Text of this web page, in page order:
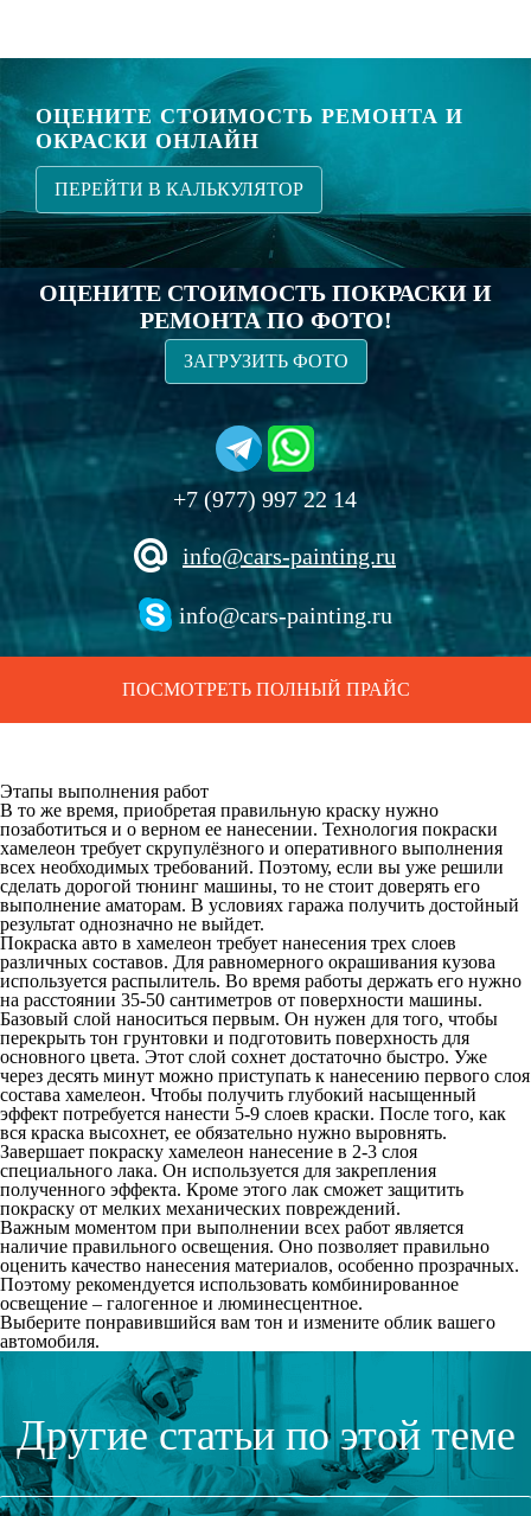
ОЦЕНИТЕ СТОИМОСТЬ РЕМОНТА И
ОКРАСКИ ОНЛАЙН
ПЕРЕЙТИ В КАЛЬКУЛЯТОР
ОЦЕНИТЕ СТОИМОСТЬ ПОКРАСКИ И
РЕМОНТА ПО ФОТО!
ЗАГРУЗИТЬ ФОТО
+7 (977) 997 22 14
info@cars-painting.ru
info@cars-painting.ru
ПОСМОТРЕТЬ ПОЛНЫЙ ПРАЙС
Этапы выполнения работ
В то же время, приобретая правильную краску нужно
позаботиться и о верном ее нанесении. Технология покраски
хамелеон требует скрупулёзного и оперативного выполнения
всех необходимых требований. Поэтому, если вы уже решили
сделать дорогой тюнинг машины, то не стоит доверять его
выполнение аматорам. В условиях гаража получить достойный
результат однозначно не выйдет.
Покраска авто в хамелеон требует нанесения трех слоев
различных составов. Для равномерного окрашивания кузова
используется распылитель. Во время работы держать его нужно
на расстоянии 35-50 сантиметров от поверхности машины.
Базовый слой наноситься первым. Он нужен для того, чтобы
перекрыть тон грунтовки и подготовить поверхность для
основного цвета. Этот слой сохнет достаточно быстро. Уже
через десять минут можно приступать к нанесению первого слоя
состава хамелеон. Чтобы получить глубокий насыщенный
эффект потребуется нанести 5-9 слоев краски. После того, как
вся краска высохнет, ее обязательно нужно выровнять.
Завершает покраску хамелеон нанесение в 2-3 слоя
специального лака. Он используется для закрепления
полученного эффекта. Кроме этого лак сможет защитить
покраску от мелких механических повреждений.
Важным моментом при выполнении всех работ является
наличие правильного освещения. Оно позволяет правильно
оценить качество нанесения материалов, особенно прозрачных.
Поэтому рекомендуется использовать комбинированное
освещение – галогенное и люминесцентное.
Выберите понравившийся вам тон и измените облик вашего
автомобиля.
Другие статьи по этой теме